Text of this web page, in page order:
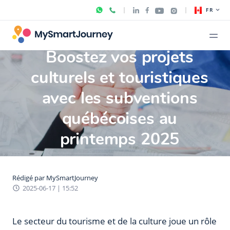
FR
Boostez vos projets
culturels et touristiques
avec les subventions
québécoises au
printemps 2025
Rédigé par MySmartJourney
2025-06-17 | 15:52
Le secteur du tourisme et de la culture joue un rôle